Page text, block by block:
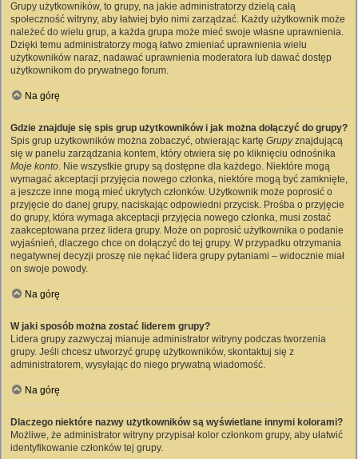
Grupy użytkowników, to grupy, na jakie administratorzy dzielą całą
społeczność witryny, aby łatwiej było nimi zarządzać. Każdy użytkownik może
należeć do wielu grup, a każda grupa może mieć swoje własne uprawnienia.
Dzięki temu administratorzy mogą łatwo zmieniać uprawnienia wielu
użytkowników naraz, nadawać uprawnienia moderatora lub dawać dostęp
użytkownikom do prywatnego forum.
Na górę
Gdzie znajduje się spis grup użytkowników i jak można dołączyć do grupy?
Spis grup użytkowników można zobaczyć, otwierając kartę Grupyznajdującą
się w panelu zarządzania kontem, który otwiera się po kliknięciu odnośnika
Moje konto. Nie wszystkie grupy są dostępne dla każdego. Niektóre mogą
wymagać akceptacji przyjęcia nowego członka, niektóre mogą być zamknięte,
a jeszcze inne mogą mieć ukrytych członków. Użytkownik może poprosić o
przyjęcie do danej grupy, naciskając odpowiedni przycisk. Prośba o przyjęcie
do grupy, która wymaga akceptacji przyjęcia nowego członka, musi zostać
zaakceptowana przez lidera grupy. Może on poprosić użytkownika o podanie
wyjaśnień, dlaczego chce on dołączyć do tej grupy. W przypadku otrzymania
negatywnej decyzji proszę nie nękać lidera grupy pytaniami – widocznie miał
on swoje powody.
Na górę
W jaki sposób można zostać liderem grupy?
Lidera grupy zazwyczaj mianuje administrator witryny podczas tworzenia
grupy. Jeśli chcesz utworzyć grupę użytkowników, skontaktuj się z
administratorem, wysyłając do niego prywatną wiadomość.
Na górę
Dlaczego niektóre nazwy użytkowników są wyświetlane innymi kolorami?
Możliwe, że administrator witryny przypisał kolor członkom grupy, aby ułatwić
identyfikowanie członków tej grupy.